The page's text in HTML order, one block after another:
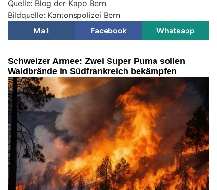
Quelle: Blog der Kapo Bern
Bildquelle: Kantonspolizei Bern
Mail
Facebook Whatsapp
Schweizer Armee: Zwei Super Puma sollen
Waldbrände in Südfrankreich bekämpfen